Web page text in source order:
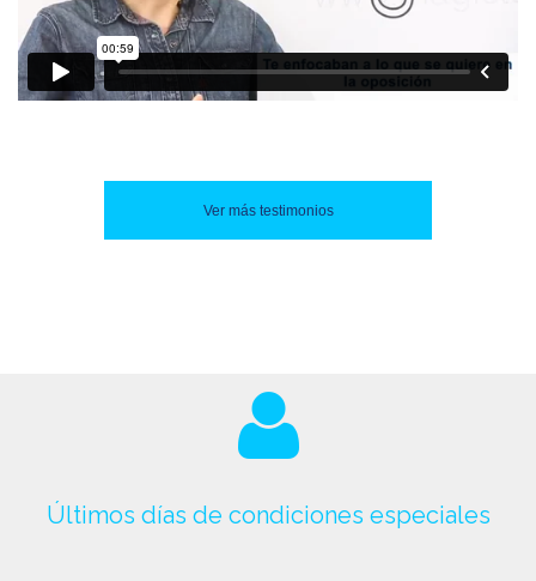
Ver más testimonios
Últimos días de condiciones especiales